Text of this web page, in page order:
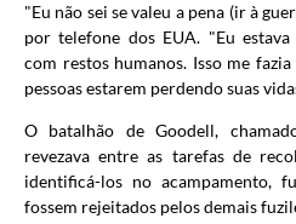
"Eu não sei se valeu a pena (ir à
por telefone dos EUA. "Eu
com restos humanos. Isso me
pessoas estarem perdendo suas
O batalhão de Goodell,
revezava entre as tarefas de
identificá-los no acampamento,
fossem rejeitados pelos demais